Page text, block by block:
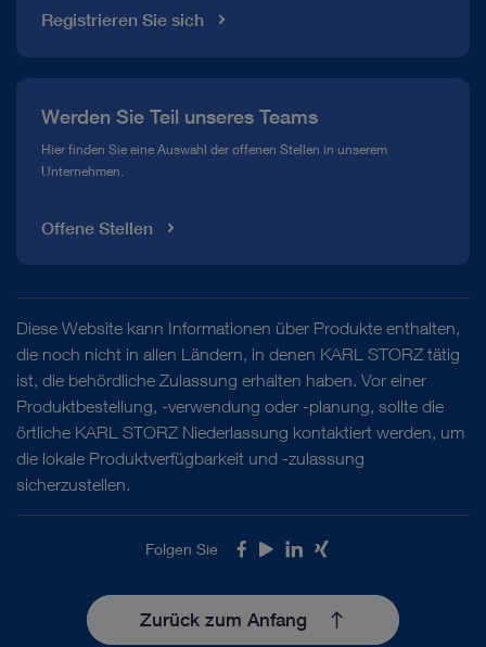
Registrieren Sie sich
Werden Sie Teil unseres Teams
Hier finden Sie eine Auswahl der offenen Stellen in unserem
Unternehmen.
Offene Stellen
Diese Website kann Informationen über Produkte enthalten,
die noch nicht in allen Ländern, in denen KARL STORZ tätig
ist, die behördliche Zulassung erhalten haben. Vor einer
Produktbestellung, -verwendung oder -planung, sollte die
örtliche KARL STORZ Niederlassung kontaktiert werden, um
die lokale Produktverfügbarkeit und -zulassung
sicherzustellen.
Folgen Sie Facebook
Youtube
LinkedIn
Xing
Zurück zum Anfang